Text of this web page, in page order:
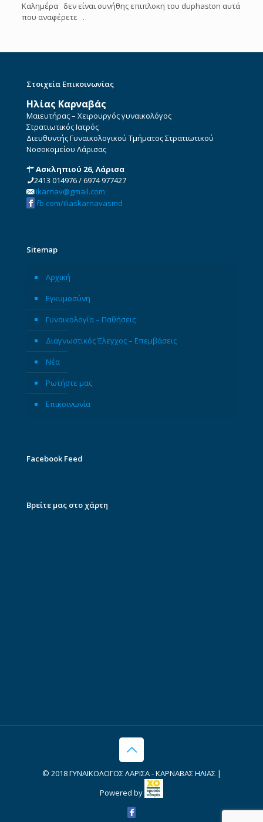
Καλημέρα δεν είναι συνήθης επιπλοκη του duphaston αυτά
που αναφέρετε .
Στοιχεία Επικοινωνίας
Ηλίας Καρναβάς
Μαιευτήρας – Χειρουργός γυναικολόγος
Στρατιωτικός Ιατρός
Διευθυντής Γυναικολογικού Τμήματος Στρατιωτικού
Νοσοκομείου Λάρισας
Ασκληπιού 26, Λάρισα
2413 014976/6974 977427
ikarnav@gmail.com
fb.com/iliaskarnavasmd
Sitemap
Αρχική
Εγκυμοσύνη
Γυναικολογία – Παθήσεις
Διαγνωστικός Έλεγχος – Επεμβάσεις
Νέα
Ρωτήστε μας
Επικοινωνία
Facebook Feed
Βρείτε μας στο χάρτη
© 2018 ΓΥΝΑΙΚΟΛΟΓΟΣ ΛΑΡΙΣΑ - ΚΑΡΝΑΒΑΣ ΗΛΙΑΣ |
Powered by